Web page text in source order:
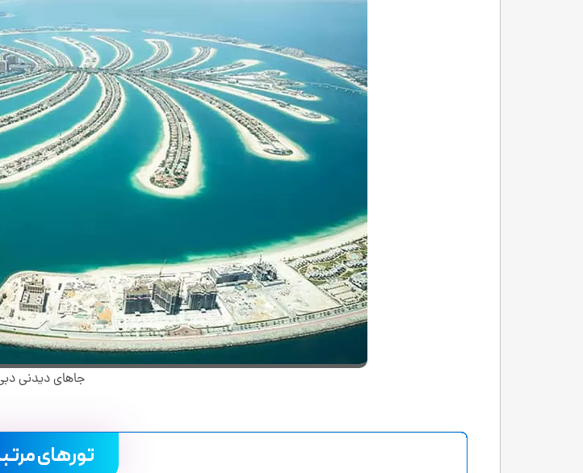
جاهای دیدنی
تورهای